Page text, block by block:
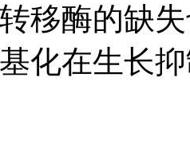
移酶的缺
化在生长